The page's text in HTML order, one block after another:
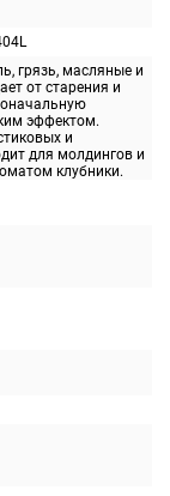
грязь, масляные и
от старения и
эффектом.
и
для молдингов и
клубники.